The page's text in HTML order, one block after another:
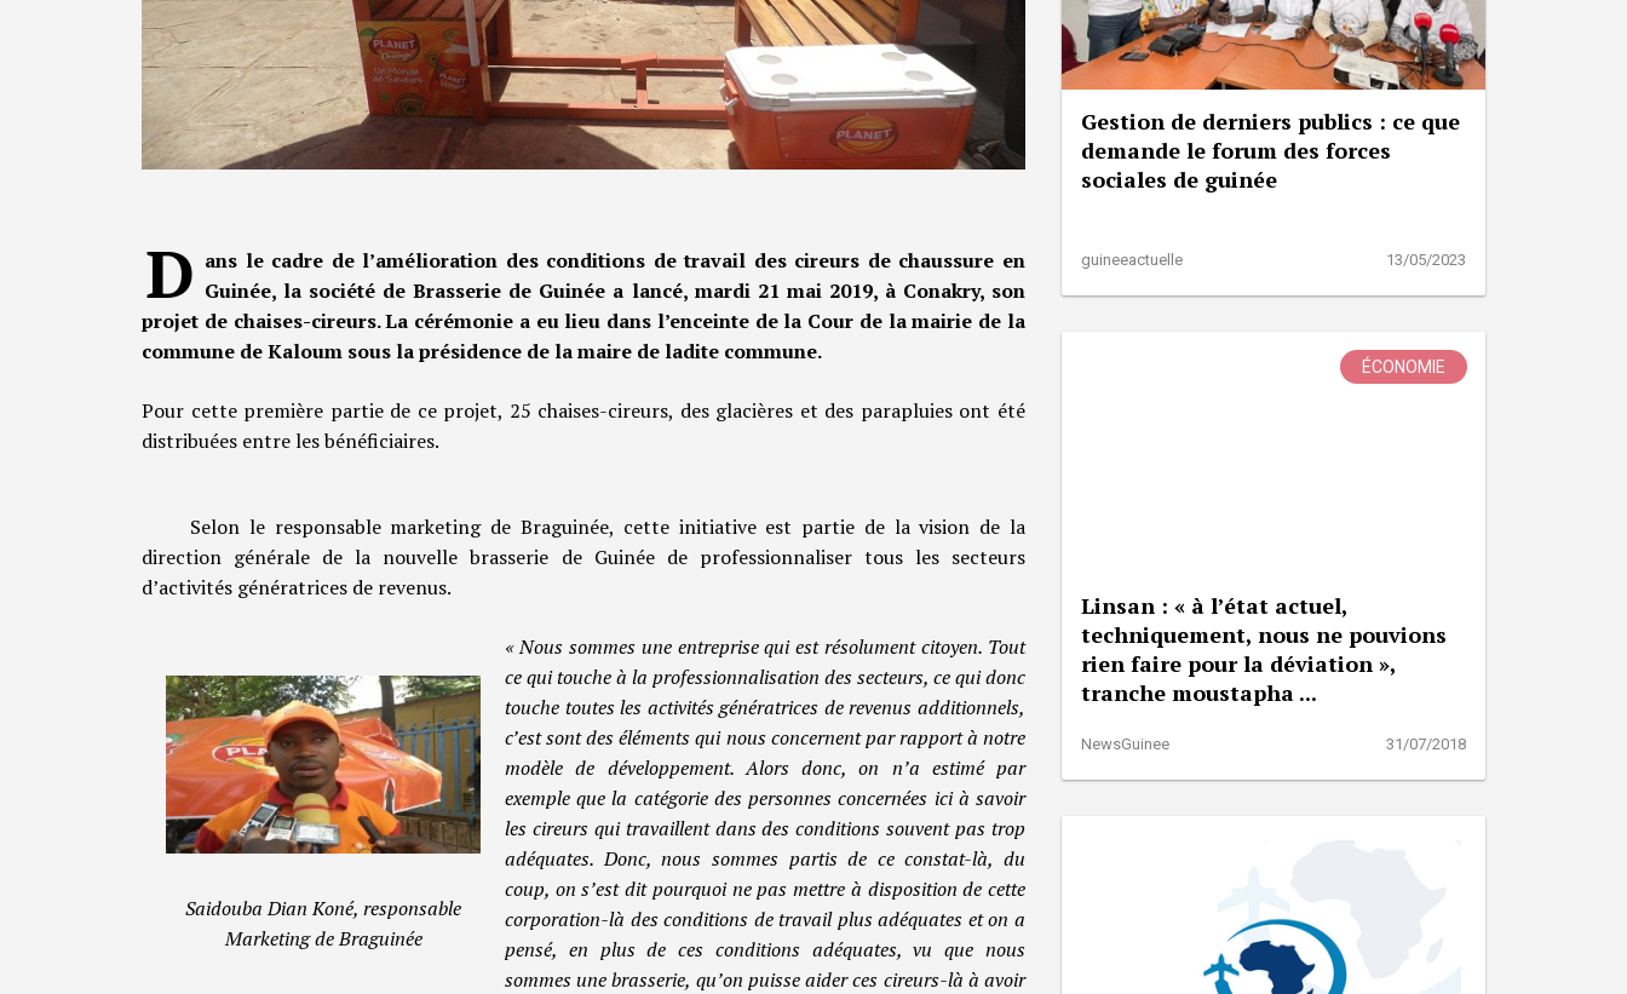
D ans le cadre de l’amélioration des conditions de travail des cireurs de chaussure en
Guinée, la société de Brasserie de Guinée a lancé, mardi 21 mai 2019, à Conakry, son
projet de chaises-cireurs. La cérémonie a eu lieu dans l’enceinte de la Cour de la mairie de la
commune de Kaloum sous la présidence de la maire de ladite commune.
Pour cette première partie de ce projet, 25 chaises-cireurs, des glacières et des parapluies ont été
distribuées entre les bénéficiaires.
Selon le responsable marketing de Braguinée, cette initiative est partie de la vision de la
direction générale de la nouvelle brasserie de Guinée de professionnaliser tous les secteurs
d’activités génératrices de revenus.
Saidouba Dian Koné, responsable
Marketing de Braguinée
« Nous sommes une entreprise qui est résolument citoyen. Tout
ce qui touche à la professionnalisation des secteurs, ce qui donc
touche toutes les activités génératrices de revenus additionnels,
c’est sont des éléments qui nous concernent par rapport à notre
modèle de développement. Alors donc, on n’a estimé par
exemple que la catégorie des personnes concernées ici à savoir
les cireurs qui travaillent dans des conditions souvent pas trop
adéquates. Donc, nous sommes partis de ce constat-là, du
coup, on s’est dit pourquoi ne pas mettre à disposition de cette
corporation-là des conditions de travail plus adéquates et on a
pensé, en plus de ces conditions adéquates, vu que nous
sommes une brasserie, qu’on puisse aider ces cireurs-là à avoir
Gestion de derniers publics : ce que
demande le forum des forces
sociales de guinée
guineeactuelle 13/05/2023
ÉCONOMIE
Linsan : « à l’état actuel,
techniquement, nous ne pouvions
rien faire pour la déviation »,
tranche moustapha ...
NewsGuinee 31/07/2018